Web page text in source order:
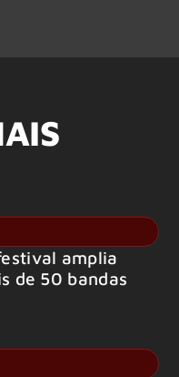
amplia
de 50 bandas